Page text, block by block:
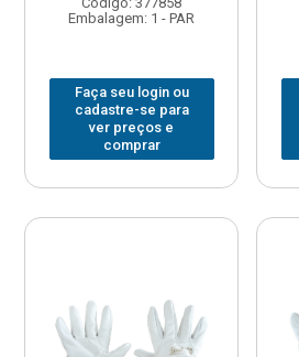
Embalagem: 1 - PAR
Faça seu login ou
cadastre-se para
ver preços e
comprar